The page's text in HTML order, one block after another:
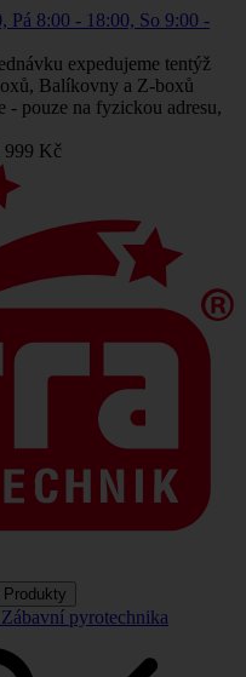
Pá 8:00 - 18:00, So 9:00 -
expedujeme tentýž
Balíkovny a Z-boxů
- pouze na fyzickou adresu,
999 Kč
Zábavní pyrotechnika